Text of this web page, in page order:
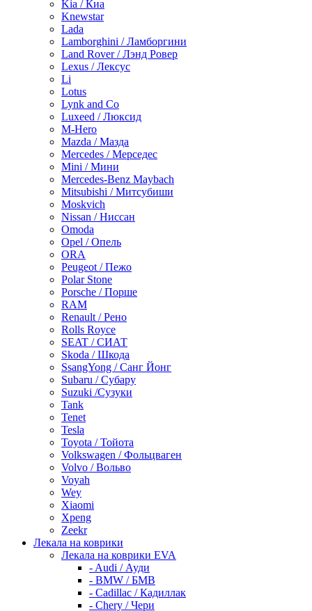
Kia / Киа
Knewstar
Lada
Lamborghini / Ламборгини
Land Rover / Лэнд Ровер
Lexus / Лексус
Li
Lotus
Lynk and Co
Luxeed / Люксид
M-Hero
Mazda / Мазда
Mercedes / Мерседес
Mini / Мини
Mercedes-Benz Maybach
Mitsubishi / Митсубиши
Moskvich
Nissan / Ниссан
Omoda
Opel / Опель
ORA
Peugeot / Пежо
Polar Stone
Porsche / Порше
RAM
Renault / Рено
Rolls Royce
SEAT / СИАТ
Skoda / Шкода
SsangYong / Санг Йонг
Subaru / Субару
Suzuki /Сузуки
Tank
Tenet
Tesla
Toyota / Тойота
Volkswagen / Фольцваген
Volvo / Вольво
Voyah
Wey
Xiaomi
Xpeng
Zeekr
Лекала на коврики
Лекала на коврики EVA
- Audi / Ауди
- BMW / БМВ
- Cadillac / Кадиллак
- Chery / Чери